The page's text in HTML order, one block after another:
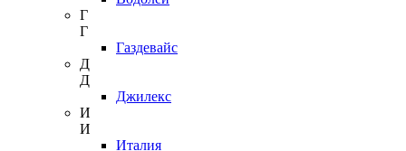
Г
Г
Газдевайс
Д
Д
Джилекс
И
И
Италия